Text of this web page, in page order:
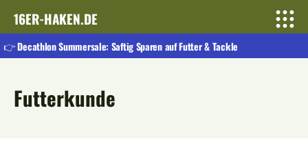
16ER-HAKEN.DE
👉 Decathlon Summersale: Saftig Sparen auf Futter & Tackle
Futterkunde